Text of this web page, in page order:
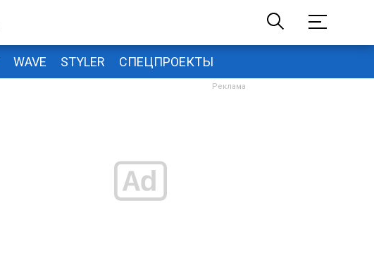
WAVE STYLER СПЕЦПРОЕКТЫ